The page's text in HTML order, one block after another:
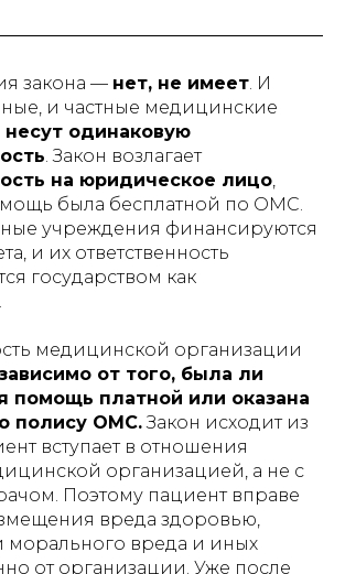
закона — нет, не имеет. И
и частные медицинские
несут одинаковую
. Закон возлагает
на юридическое лицо,
была бесплатной по ОМС.
учреждения финансируются
и их ответственность
государством как
медицинской организации
от того, была ли
помощь платной или оказана
полису ОМС.Закон исходит из
вступает в отношения
организацией, а не с
Поэтому пациент вправе
вреда здоровью,
морального вреда и иных
от организации. Уже после